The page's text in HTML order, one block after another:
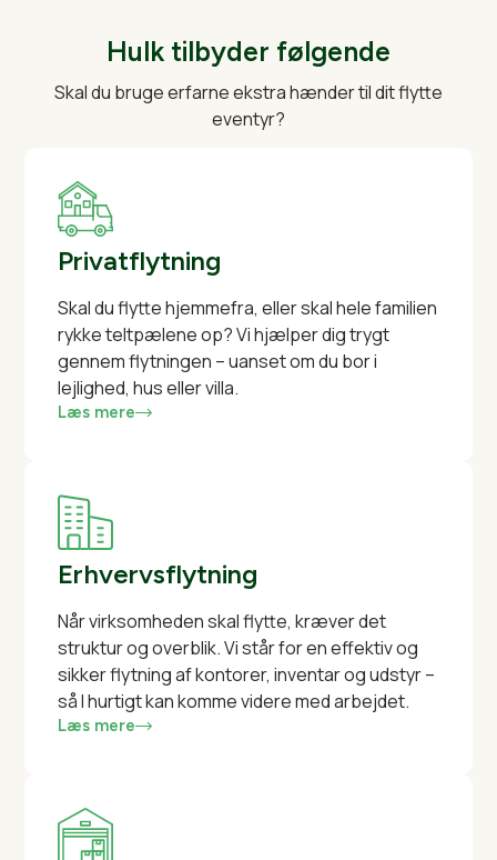
Hulk tilbyder følgende
Skal du bruge erfarne ekstra hænder til dit flytte
eventyr?
Privatflytning
Skal du flytte hjemmefra, eller skal hele familien
rykke teltpælene op? Vi hjælper dig trygt
gennem flytningen – uanset om du bor i
lejlighed, hus eller villa.
Læs mere
Erhvervsflytning
Når virksomheden skal flytte, kræver det
struktur og overblik. Vi står for en effektiv og
sikker flytning af kontorer, inventar og udstyr –
så I hurtigt kan komme videre med arbejdet.
Læs mere